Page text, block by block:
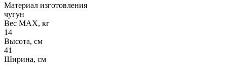
Материал изготовления
чугун
Вес МАХ, кг
14
Высота, см
41
Ширина, см